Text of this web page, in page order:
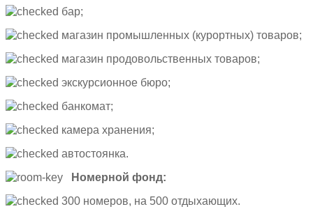
бар;
магазин промышленных (курортных) товаров;
магазин продовольственных товаров;
экскурсионное бюро;
банкомат;
камера хранения;
автостоянка.
Номерной фонд:
300 номеров, на 500 отдыхающих.